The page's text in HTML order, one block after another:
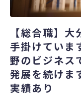
【総合職】
手掛けていま
野のビジネス
発展を続けま
実績あり